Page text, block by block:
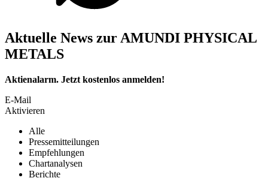
Aktuelle News zur AMUNDI PHYSICAL
METALS
Aktienalarm. Jetzt kostenlos anmelden!
E-Mail
Aktivieren
Alle
Pressemitteilungen
Empfehlungen
Chartanalysen
Berichte